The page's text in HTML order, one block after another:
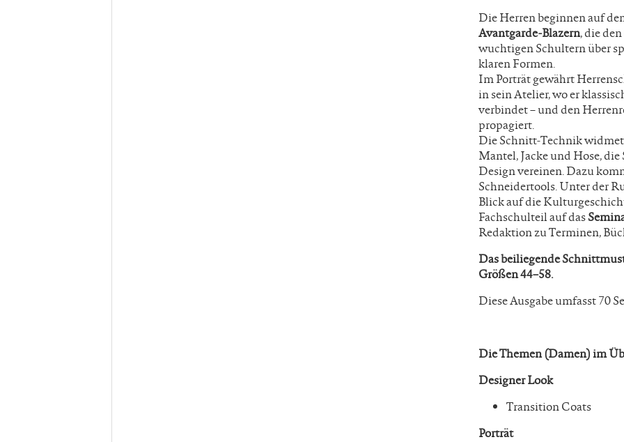
Die Herren beginnen auf
Avantgarde-Blazern, die
wuchtigen Schultern über
klaren Formen.
Im Porträt gewährt
in sein Atelier, wo er
verbindet – und den
propagiert.
Die Schnitt-Technik
Mantel, Jacke und Hose,
Design vereinen. Dazu
Schneidertools. Unter der
Blick auf die
Fachschulteil auf das
Redaktion zu Terminen,
Das beiliegende
Größen 44–58.
Diese Ausgabe umfasst 70
Die Themen (Damen) im
Designer Look
Transition Coats
Porträt